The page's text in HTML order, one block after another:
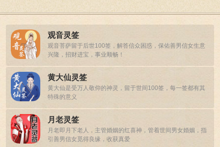
观音灵签
观音菩萨留于后世100签，解答信众困惑，保佑善男信女生意
兴隆，招财进宝，事业顺畅！
黄大仙灵签
黄大仙是受万人敬仰的神灵，留于世间100签，每一签都有其
特殊的意义
月老灵签
月老即月下老人，主管婚姻的红喜神，管着世间男女婚姻，指
引善男信女觅得良缘，收获真爱